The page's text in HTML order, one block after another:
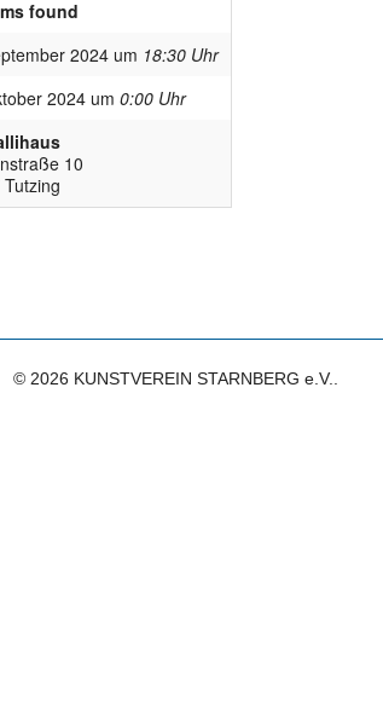
found
2024 um 18:30 Uhr
2024 um 0:00 Uhr
10
© 2026 KUNSTVEREIN STARNBERG e.V..